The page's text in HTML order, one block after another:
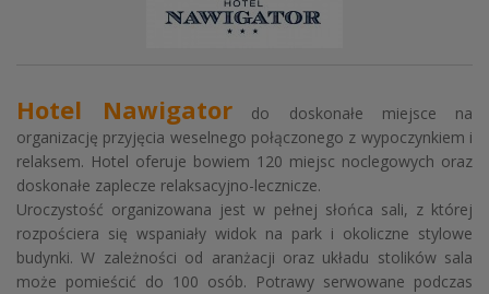
Hotel Nawigator
do doskonałe miejsce na
organizację przyjęcia weselnego połączonego z wypoczynkiem i
relaksem. Hotel oferuje bowiem 120 miejsc noclegowych oraz
doskonałe zaplecze relaksacyjno-lecznicze.
Uroczystość organizowana jest w pełnej słońca sali, z której
rozpościera się wspaniały widok na park i okoliczne stylowe
budynki. W zależności od aranżacji oraz układu stolików sala
może pomieścić do 100 osób. Potrawy serwowane podczas